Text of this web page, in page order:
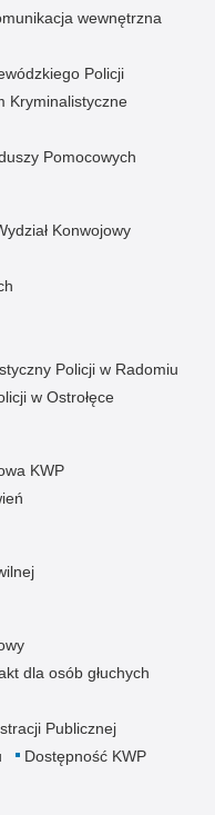
wewnętrzna
Policji
Kryminalistyczne
Pomocowych
Konwojowy
Policji w Radomiu
w Ostrołęce
KWP
dla osób głuchych
Publicznej
Dostępność KWP